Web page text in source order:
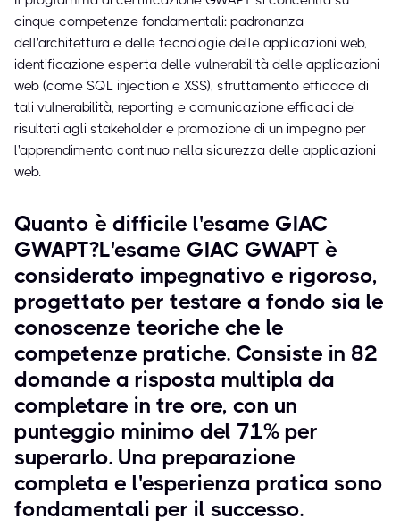
cinque competenze fondamentali: padronanza
dell'architettura e delle tecnologie delle applicazioni web,
identificazione esperta delle vulnerabilità delle applicazioni
web (come SQL injection e XSS), sfruttamento efficace di
tali vulnerabilità, reporting e comunicazione efficaci dei
risultati agli stakeholder e promozione di un impegno per
l'apprendimento continuo nella sicurezza delle applicazioni
web.
Quanto è difficile l'esame GIAC
GWAPT?L'esame GIAC GWAPT è
considerato impegnativo e rigoroso,
progettato per testare a fondo sia le
conoscenze teoriche che le
competenze pratiche. Consiste in 82
domande a risposta multipla da
completare in tre ore, con un
punteggio minimo del 71% per
superarlo. Una preparazione
completa e l'esperienza pratica sono
fondamentali per il successo.